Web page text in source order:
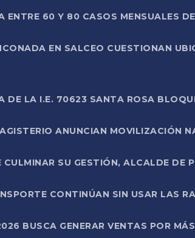
ENTRE 60 Y 80 CASOS MENSUALES
EN SALCEO CUESTIONAN
DE LA I.E. 70623 SANTA ROSA
ANUNCIAN MOVILIZACIÓN
CULMINAR SU GESTIÓN, ALCALDE DE
CONTINÚAN SIN USAR LAS
BUSCA GENERAR VENTAS POR